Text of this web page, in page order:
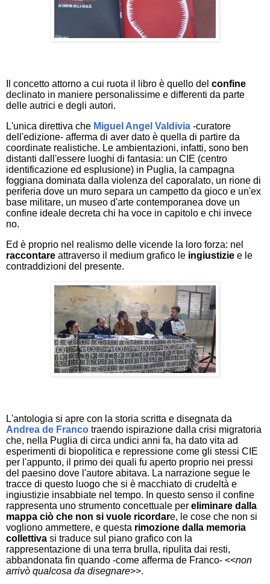
Il concetto attorno a cui ruota il libro è quello del confine
declinato in maniere personalissime e differenti da parte
delle autrici e degli autori.
L'unica direttiva che Miguel Angel Valdivia -curatore
dell'edizione- afferma di aver dato è quella di partire da
coordinate realistiche. Le ambientazioni, infatti, sono ben
distanti dall'essere luoghi di fantasia: un CIE (centro
identificazione ed esplusione) in Puglia, la campagna
foggiana dominata dalla violenza del caporalato, un rione di
periferia dove un muro separa un campetto da gioco e un'ex
base militare, un museo d'arte contemporanea dove un
confine ideale decreta chi ha voce in capitolo e chi invece
no.
Ed è proprio nel realismo delle vicende la loro forza: nel
raccontare attraverso il medium grafico le ingiustizie e le
contraddizioni del presente.
L'antologia si apre con la storia scritta e disegnata da
Andrea de Franco traendo ispirazione dalla crisi migratoria
che, nella Puglia di circa undici anni fa, ha dato vita ad
esperimenti di biopolitica e repressione come gli stessi CIE
per l'appunto, il primo dei quali fu aperto proprio nei pressi
del paesino dove l'autore abitava. La narrazione segue le
tracce di questo luogo che si è macchiato di crudeltà e
ingiustizie insabbiate nel tempo. In questo senso il confine
rappresenta uno strumento concettuale per eliminare dalla
mappa ciò che non si vuole ricordare, le cose che non si
vogliono ammettere, e questa rimozione dalla memoria
collettiva si traduce sul piano grafico con la
rappresentazione di una terra brulla, ripulita dai resti,
abbandonata fin quando -come afferma de Franco- <<non
arrivò qualcosa da disegnare>>.